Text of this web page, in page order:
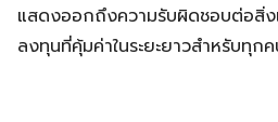
แสดงออกถึงความรับผิดชอบต่อสิ่ง
ลงทุนที่คุ้มค่าในระยะยาวสำหรับทุก